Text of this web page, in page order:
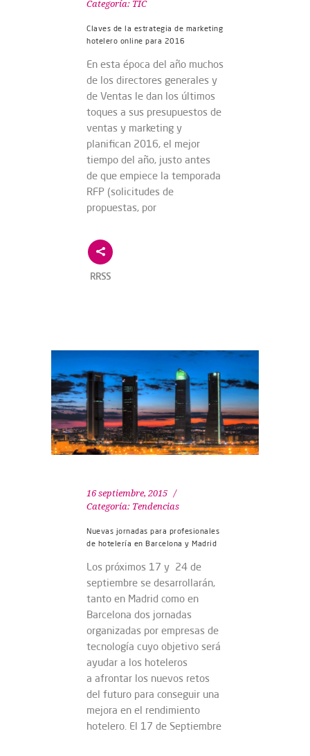
Categoría: TIC
Claves de la estrategia de marketing
hotelero online para 2016
En esta época del año muchos
de los directores generales y
de Ventas le dan los últimos
toques a sus presupuestos de
ventas y marketing y
planifican 2016, el mejor
tiempo del año, justo antes
de que empiece la temporada
RFP (solicitudes de
propuestas, por
RRSS
16 septiembre, 2015
Categoría: Tendencias
Nuevas jornadas para profesionales
de hotelería en Barcelona y Madrid
Los próximos 17 y 24 de
septiembre se desarrollarán,
tanto en Madrid como en
Barcelona dos jornadas
organizadas por empresas de
tecnología cuyo objetivo será
ayudar a los hoteleros
a afrontar los nuevos retos
del futuro para conseguir una
mejora en el rendimiento
hotelero. El 17 de Septiembre